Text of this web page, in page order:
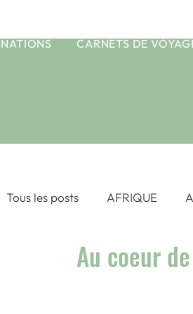
CARNETS DE
Tous les posts AFRIQUE
ASIE CENTRALE ASIE
Au coeur